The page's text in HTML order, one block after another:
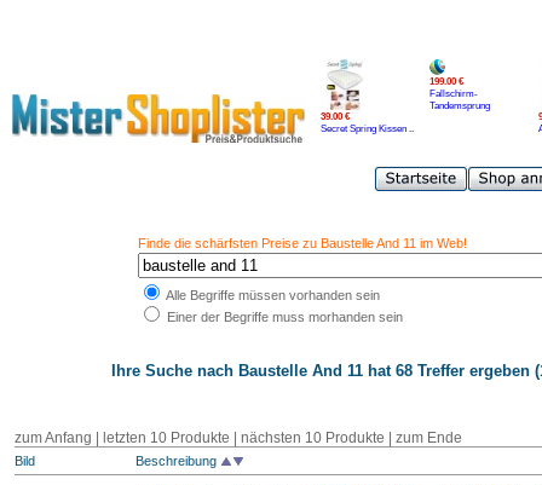
39.00 €
Secret Spring Kissen ..
199.00 €
Fallschirm-
Tandemsprung
Finde die schärfsten Preise zu Baustelle And 11 im Web!
Alle Begriffe müssen vorhanden sein
Einer der Begriffe muss morhanden sein
Ihre Suche nach Baustelle And 11 hat 68 Treffer ergeben
zum Anfang | letzten 10 Produkte | nächsten 10 Produkte zum Ende
Bild Beschreibung